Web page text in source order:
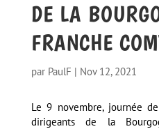
DE LA
FRANCHE
par PaulF | Nov 12, 2021
Le 9 novembre, journée
dirigeants de la